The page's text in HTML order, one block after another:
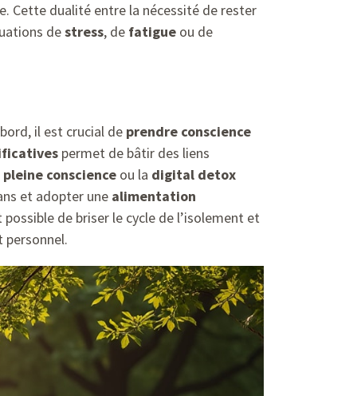
Cette dualité entre la nécessité de rester
destress, de fatigue ou de
il est crucial de prendre conscience
permet de bâtir des liens
pleine conscience ou la digital detox
et adopter une alimentation
de briser le cycle de l’isolement et
personnel.